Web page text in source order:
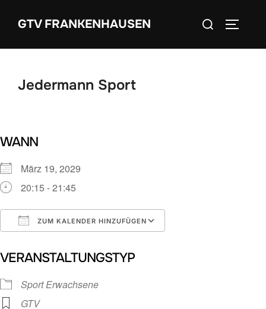
InhaltGTV FRANKENHAUSEN
Suchen
Jedermann Sport
WANN
März 19, 2029
20:15 - 21:45
ZUM KALENDER HINZUFÜGEN
VERANSTALTUNGSTYP
Sport Erwachsene
GTV